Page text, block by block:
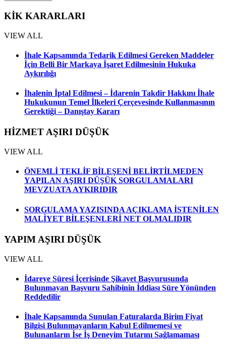
KİK KARARLARI
VIEW ALL
İhale Kapsamında Tedarik Edilmesi Gereken Maddeler
İçin Belli Bir Markaya İşaret Edilmesinin Hukuka
Aykırılığı
İhalenin İptal Edilmesi – İdarenin Takdir Hakkını İhale
Hukukunun Temel İlkeleri Çerçevesinde Kullanmasının
Gerektiği – Danıştay Kararı
HİZMET AŞIRI DÜŞÜK
VIEW ALL
ÖNEMLİ TEKLİF BİLEŞENİ BELİRTİLMEDEN
YAPILAN AŞIRI DÜŞÜK SORGULAMALARI
MEVZUATA AYKIRIDIR
SORGULAMA YAZISINDA AÇIKLAMA İSTENİLEN
MALİYET BİLEŞENLERİ NET OLMALIDIR
YAPIM AŞIRI DÜŞÜK
VIEW ALL
İdareye Süresi İçerisinde Şikayet Başvurusunda
Bulunmayan Başvuru Sahibinin İddiası Süre Yönünden
Reddedilir
İhale Kapsamında Sunulan Faturalarda Birim Fiyat
Bilgisi Bulunmayanların Kabul Edilmemesi ve
Bulunanların İse İş Deneyim Tutarını Sağlamaması